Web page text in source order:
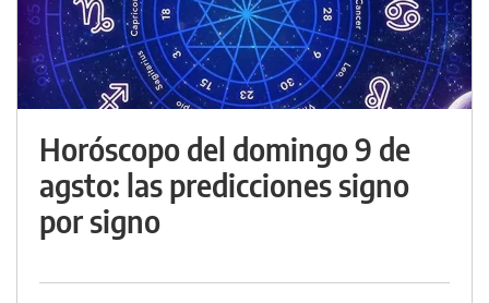
Horóscopo del domingo 9 de
agsto: las predicciones signo
por signo